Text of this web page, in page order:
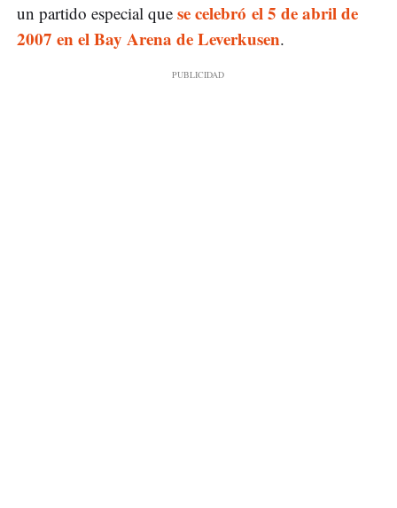
un partido especial que se celebró el 5 de abril de
2007 en el Bay Arena de Leverkusen.